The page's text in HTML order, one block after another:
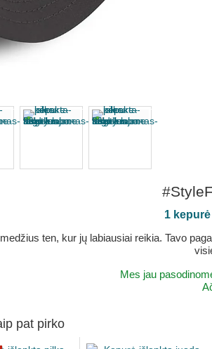
1 kepurė
ten, kur jų labiausiai reikia. Tavo
Mes jau
pat pirko